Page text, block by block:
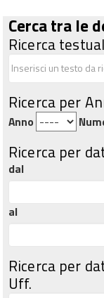
Cerca tra le
Ricerca
Ricerca per
Anno
Ricerca per
dal
al
Ricerca per
Uff.